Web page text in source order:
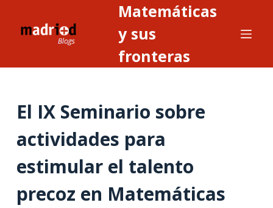
n
Matemáticas
y sus
fronteras
El IX Seminario sobre
actividades para
estimular el talento
precoz en Matemáticas